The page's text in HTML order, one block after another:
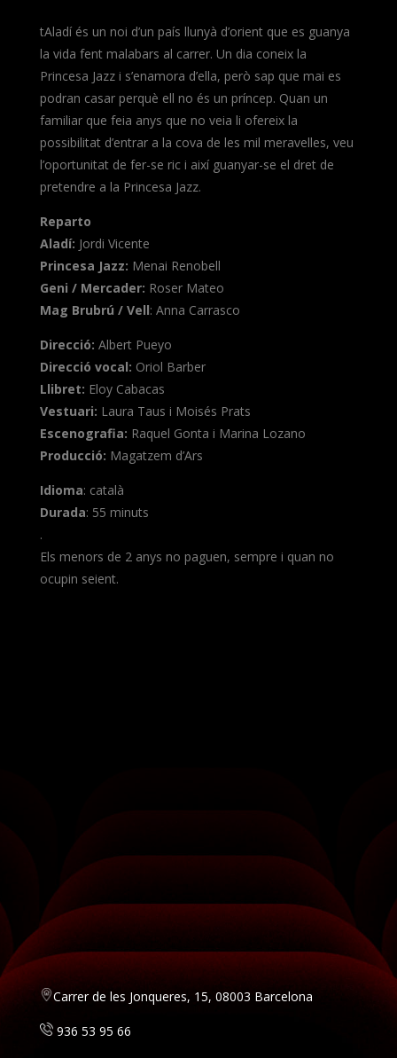
tAladí és un noi d’un país llunyà d’orient que es guanya
la vida fent malabars al carrer. Un dia coneix la
Princesa Jazz i s’enamora d’ella, però sap que mai es
podran casar perquè ell no és un príncep. Quan un
familiar que feia anys que no veia li ofereix la
possibilitat d’entrar a la cova de les mil meravelles, veu
l’oportunitat de fer-se ric i així guanyar-se el dret de
pretendre a la Princesa Jazz.
Reparto
Aladí: Jordi Vicente
Princesa Jazz: Menai Renobell
Geni / Mercader: Roser Mateo
Mag Brubrú / Vell: Anna Carrasco
Direcció: Albert Pueyo
Direcció vocal: Oriol Barber
Llibret: Eloy Cabacas
Vestuari: Laura Taus i Moisés Prats
Escenografia: Raquel Gonta i Marina Lozano
Producció: Magatzem d’Ars
Idioma: català
Durada: 55 minuts
.
Els menors de 2 anys no paguen, sempre i quan no
ocupin seient.
Carrer de les Jonqueres, 15, 08003 Barcelona
936 53 95 66